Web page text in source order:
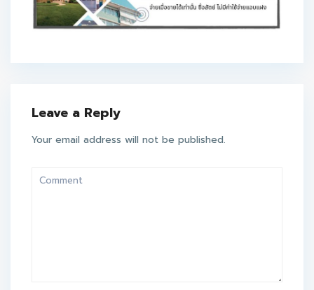
Leave a Reply
Your email address will not be published.